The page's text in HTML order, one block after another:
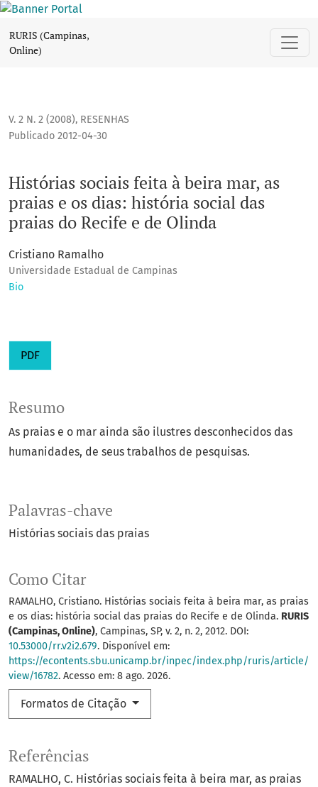
RURIS (Campinas,
Online)
V. 2 N. 2 (2008), RESENHAS
Histórias sociais feita à beira mar, as
praias e os dias: história social das
praias do Recife e de Olinda
Publicado 2012-04-30
Cristiano Ramalho
Universidade Estadual de Campinas
Bio
PDF
Palavras-chave
Histórias sociais das praias
Como Citar
RAMALHO, Cristiano. Histórias sociais feita à beira mar, as praias
e os dias: história social das praias do Recife e de Olinda. RURIS
(Campinas, Online), Campinas, SP, v. 2, n. 2, 2012. DOI:
10.53000/rr.v2i2.679. Disponível em:
https://econtents.sbu.unicamp.br/inpec/index.php/ruris/article/
view/16782. Acesso em: 8 ago. 2026.
Formatos de Citação
Resumo
As praias e o mar ainda são ilustres desconhecidos das
humanidades, de seus trabalhos de pesquisas.
Referências
RAMALHO, C. Histórias sociais feita à beira mar, as praias